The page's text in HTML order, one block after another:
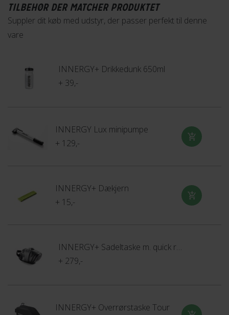
TILBEHØR DER MATCHER PRODUKTET
Suppler dit køb med udstyr, der passer perfekt til denne
vare
INNERGY+ Drikkedunk 650ml
+ 39,-
INNERGY Lux minipumpe
+ 129,-
INNERGY+ Dækjern
+ 15,-
INNERGY+ Sadeltaske m. quick release
+ 279,-
INNERGY+ Overrørstaske Tour